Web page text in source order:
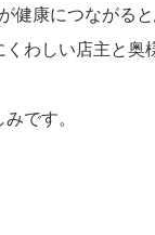
健康につながる
わしい店主と奥
です。